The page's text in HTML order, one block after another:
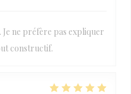
Je ne préfère pas expliquer
constructif.